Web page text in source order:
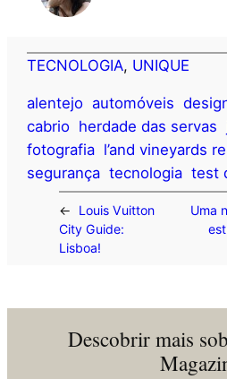
TECNOLOGIA, UNIQUE
alentejo automóveis
cabrio herdade das servas
fotografia l’and vineyards
segurança tecnologia test
←
Louis Vuitton
City Guide:
Lisboa!
Uma
Descobrir mais